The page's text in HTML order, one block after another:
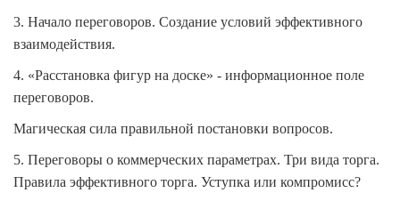
3. Начало переговоров. Создание условий эффективного
взаимодействия.
4. «Расстановка фигур на доске» - информационное поле
переговоров.
Магическая сила правильной постановки вопросов.
5. Переговоры о коммерческих параметрах. Три вида торга.
Правила эффективного торга. Уступка или компромисс?